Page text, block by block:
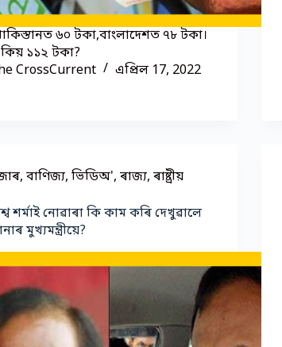
৬০ টকা,বাংলাদেশত ৭৮ টকা।
১১২ টকা?
CrossCurrent
এপ্ৰিল 17, 2022
,বাণিজ্য,ভিডিঅ',ৰাজ্য,ৰাষ্ট্ৰীয়
শৰ্মাই নোৱাৰা কি কাম কৰি দেখুৱালে
মুখ্যমন্ত্রীয়ে?